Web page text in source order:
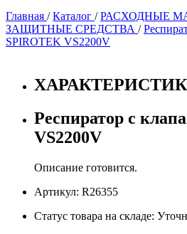
Главная /Каталог /РАСХОДНЫЕ
ЗАЩИТНЫЕ СРЕДСТВА /
SPIROTEK VS2200V
Респиратор с
VS2200V
Описание готовится.
Артикул: R26355
Статус товара на складе: